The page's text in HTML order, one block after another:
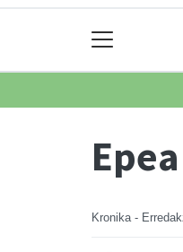
Kronika -